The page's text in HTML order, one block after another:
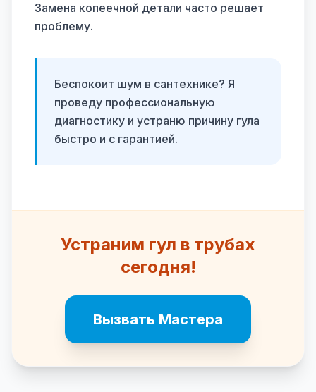
Замена копеечной детали часто решает
проблему.
Беспокоит шум в сантехнике? Я
проведу профессиональную
диагностику и устраню причину гула
быстро и с гарантией.
Устраним гул в трубах
сегодня!
Вызвать Мастера